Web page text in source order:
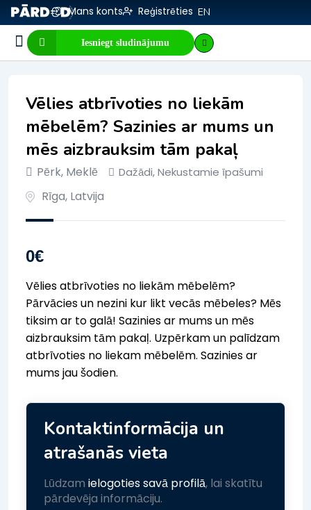
Mans konts Reģistrēties EN
Iesniegt sludinājumu
Vēlies atbrīvoties no liekām
mēbelēm? Sazinies ar mums un
mēs aizbrauksim tām pakaļ
Pērk, Meklē Dažādi,Nekustamie īpašumi
Rīga, Latvija
0€
Vēlies atbrīvoties no liekām mēbelēm?
Pārvācies un nezini kur likt vecās mēbeles? Mēs
tiksim ar to galā! Sazinies ar mums un mēs
aizbrauksim tām pakaļ. Uzpērkam un palīdzam
atbrīvoties no liekam mēbelēm. Sazinies ar
mums jau šodien.
Kontaktinformācija un
atrašanās vieta
Lūdzam ielogoties savā profilā, lai skatītu
pārdevēja informāciju.